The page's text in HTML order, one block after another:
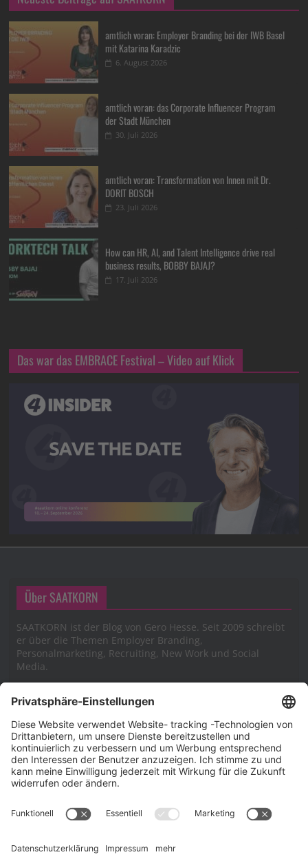
amtlich voran: Employer Branding bei der IWB Basel
mit Katarina Karadzic
6. August 2026
amtlich voran: das Corporate Influencer Program
der Stadt München
30. Juli 2026
amtlich voran: Transformation von Innen mit Dr.
DORIT BOSCH
23. Juli 2026
How can HR, AI, and Talent Intelligence drive real
business results, BOBBY BAJAJ?
17. Juli 2026
Das war das EMBRACE Festival – Video auf Klick
Über SAATKORN
SAATKORN ist der Blog von Gero Hesse. Seit 2009 schreibt
er über die Themen Employer Branding,
Personalmarketing, Recruiting, New Work und Social
Media.
Impressum
Impressum
Cookie-Richtlinie (EU)